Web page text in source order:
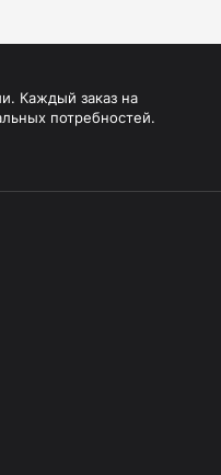
Каждый заказ на
потребностей.